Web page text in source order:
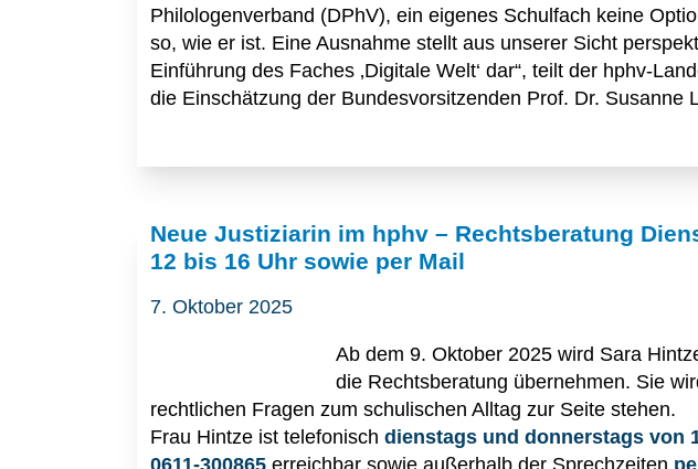
Philologenverband (DPhV), ein eigenes Schulfach keine
so, wie er ist. Eine Ausnahme stellt aus unserer Sicht
Einführung des Faches ‚Digitale Welt‘ dar“, teilt der hphv-
die Einschätzung der Bundesvorsitzenden Prof. Dr. Susanne
Neue Justiziarin im hphv – Rechtsberatung
12 bis 16 Uhr sowie per Mail
7. Oktober 2025
Ab dem 9. Oktober 2025 wird Sara
die Rechtsberatung übernehmen. Sie
rechtlichen Fragen zum schulischen Alltag zur Seite stehen.
Frau Hintze ist telefonisch dienstags und donnerstags von
0611-300865 erreichbar sowie außerhalb der Sprechzeiten